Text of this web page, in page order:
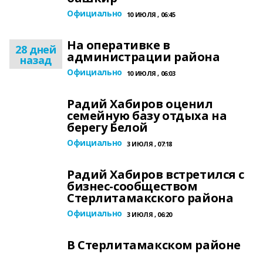
Официально 10 ИЮЛЯ , 06:45
28 дней
назад
На оперативке в
администрации района
Официально 10 ИЮЛЯ , 06:03
Радий Хабиров оценил
семейную базу отдыха на
берегу Белой
Официально 3 ИЮЛЯ , 07:18
Радий Хабиров встретился с
бизнес-сообществом
Стерлитамакского района
Официально 3 ИЮЛЯ , 06:20
В Стерлитамакском районе